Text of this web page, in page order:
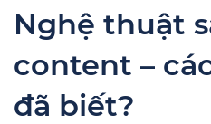
Nghệ thuật
content –
đã biết?